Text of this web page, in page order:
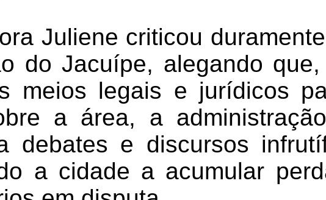
Juliene criticou
do Jacuípe, alegando
meios legais e jurídicos
a área, a
debates e discursos
a cidade a acumular